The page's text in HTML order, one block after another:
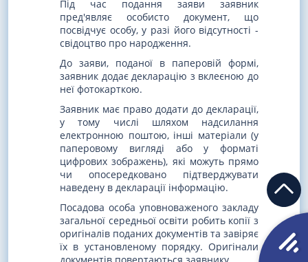
Під час подання заяви заявник
пред'являє особисто документ, що
посвідчує особу, у разі його відсутності -
свідоцтво про народження.
До заяви, поданої в паперовій формі,
заявник додає декларацію з вклеєною до
неї фотокарткою.
Заявник має право додати до декларації,
у тому числі шляхом надсилання
електронною поштою, інші матеріали (у
паперовому вигляді або у форматі
цифрових зображень), які можуть прямо
чи опосередковано підтверджувати
наведену в декларації інформацію.
Посадова особа уповноваженого закладу
загальної середньої освіти робить копії з
оригіналів поданих документів та завіряє
їх в установленому порядку. Оригінали
документів повертаються заявнику.